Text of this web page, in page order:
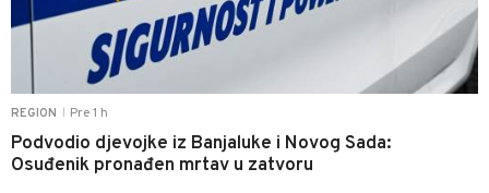
REGION Pre 1 h
Podvodio djevojke iz Banjaluke i Novog Sada:
Osuđenik pronađen mrtav u zatvoru